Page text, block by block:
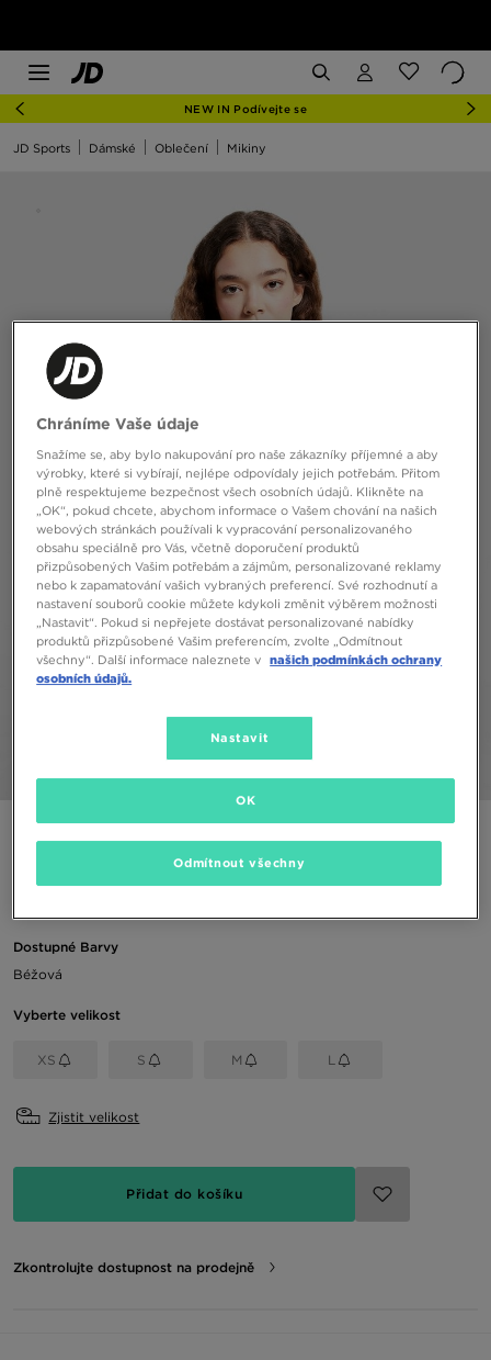
NEW IN Podívejte se
JD Sports Dámské Oblečení Mikiny
1090 Kč
Dostupné Barvy
Béžová
Vyberte velikost
XS S M L
Zjistit velikost
Přidat do košíku
Zkontrolujte dostupnost na prodejně
Chráníme Vaše údaje
Snažíme se, aby bylo nakupování pro naše zákazníky příjemné a aby
výrobky, které si vybírají, nejlépe odpovídaly jejich potřebám. Přitom
plně respektujeme bezpečnost všech osobních údajů. Klikněte na
„OK“, pokud chcete, abychom informace o Vašem chování na našich
webových stránkách používali k vypracování personalizovaného
obsahu speciálně pro Vás, včetně doporučení produktů
přizpůsobených Vašim potřebám a zájmům, personalizované reklamy
nebo k zapamatování vašich vybraných preferencí. Své rozhodnutí a
nastavení souborů cookie můžete kdykoli změnit výběrem možnosti
„Nastavit“. Pokud si nepřejete dostávat personalizované nabídky
produktů přizpůsobené Vašim preferencím, zvolte „Odmítnout
všechny“. Další informace naleznete v našich podmínkách ochrany
osobních údajů.
Nastavit
Odmítnout všechny
OK